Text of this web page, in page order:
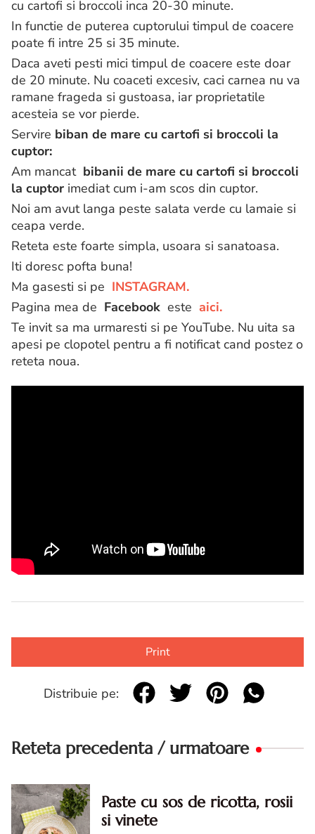
cu cartofi si broccoli inca 20-30 minute.
In functie de puterea cuptorului timpul de coacere
poate fi intre 25 si 35 minute.
Daca aveti pesti mici timpul de coacere este doar
de 20 minute. Nu coaceti excesiv, caci carnea nu va
ramane frageda si gustoasa, iar proprietatile
acesteia se vor pierde.
Servire biban de mare cu cartofi si broccoli la
cuptor:
Am mancat bibanii de mare cu cartofi si broccoli
la cuptor imediat cum i-am scos din cuptor.
Noi am avut langa peste salata verde cu lamaie si
ceapa verde.
Reteta este foarte simpla, usoara si sanatoasa.
Iti doresc pofta buna!
Ma gasesti si pe INSTAGRAM.
Pagina mea de Facebook este aici.
Te invit sa ma urmaresti si pe YouTube. Nu uita sa
apesi pe clopotel pentru a fi notificat cand postez o
reteta noua.
Print
Distribuie pe:
Reteta precedenta / urmatoare
Paste cu sos de ricotta, rosii
si vinete